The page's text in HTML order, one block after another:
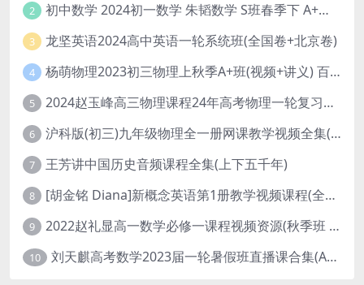
2 初中数学 2024初一数学 朱韬数学 S班春季下 A+班春季下 百度云网盘
3 龙坚英语2024高中英语一轮系统班(全国卷+北京卷)
4 杨萌物理2023初三物理上秋季A+班(视频+讲义) 百度网盘分享
5 2024赵玉峰高三物理课程24年高考物理一轮复习网课教程
6 沪科版(初三)九年级物理全一册网课教学视频全集(录播版 杜春雨 66讲)
7 王芳讲中国历史音频课程全集(上下五千年)
8 [胡金铭 Diana]新概念英语第1册教学视频课程(全集 百度网盘下载)
9 2022赵礼显高一数学必修一课程视频资源(秋季班 含讲义)百度网盘云
10 刘天麒高考数学2023届一轮暑假班直播课合集(A和A+)